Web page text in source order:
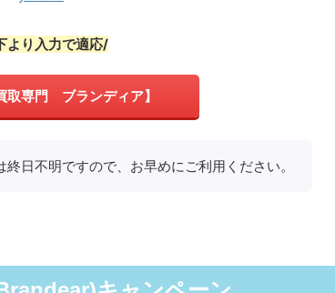
より入力で適応/
取専門 ブランディア】
日不明ですので、お早めにご利用ください。